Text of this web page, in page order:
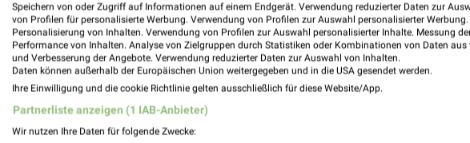
5,7 km
Angebote ab 03.08.
Noch morgen gültig
16,4
Angebote ab 01.08.
Noch heute gültig
REWE EDEKA
Speichern von oder Zugriff auf Informationen auf einem Endgerät. Verwendung reduzierter Daten zur
von Profilen für personalisierte Werbung. Verwendung von Profilen zur Auswahl personalisierter
Personalisierung von Inhalten. Verwendung von Profilen zur Auswahl personalisierter Inhalte. Messung
Performance von Inhalten. Analyse von Zielgruppen durch Statistiken oder Kombinationen von Daten aus
und Verbesserung der Angebote. Verwendung reduzierter Daten zur Auswahl von Inhalten.
Daten können außerhalb der Europäischen Union weitergegeben und in die USA gesendet werden.
Ihre Einwilligung und die cookie Richtlinie gelten ausschließlich für diese Website/App.
Partnerliste anzeigen (1 IAB-Anbieter)
Wir nutzen Ihre Daten für folgende Zwecke: